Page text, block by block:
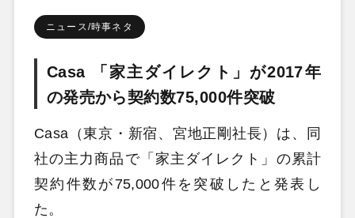
ニュース/時事ネタ
Casa 「家主ダイレクト」が2017年
の発売から契約数75,000件突破
Casa（東京・新宿、宮地正剛社長）は、同
社の主力商品で「家主ダイレクト」の累計
契約件数が75,000件を突破したと発表し
た。